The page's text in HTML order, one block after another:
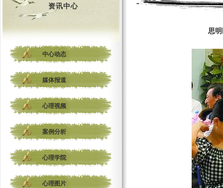
资讯中心
中心动态
媒体报道
心理视频
案例分析
心理学院
心理图片
思